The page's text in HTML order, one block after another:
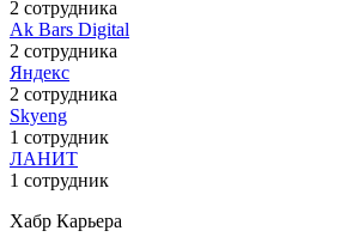
2 сотрудника
Ak Bars Digital
2 сотрудника
Яндекс
2 сотрудника
Skyeng
1 сотрудник
ЛАНИТ
1 сотрудник
Хабр Карьера